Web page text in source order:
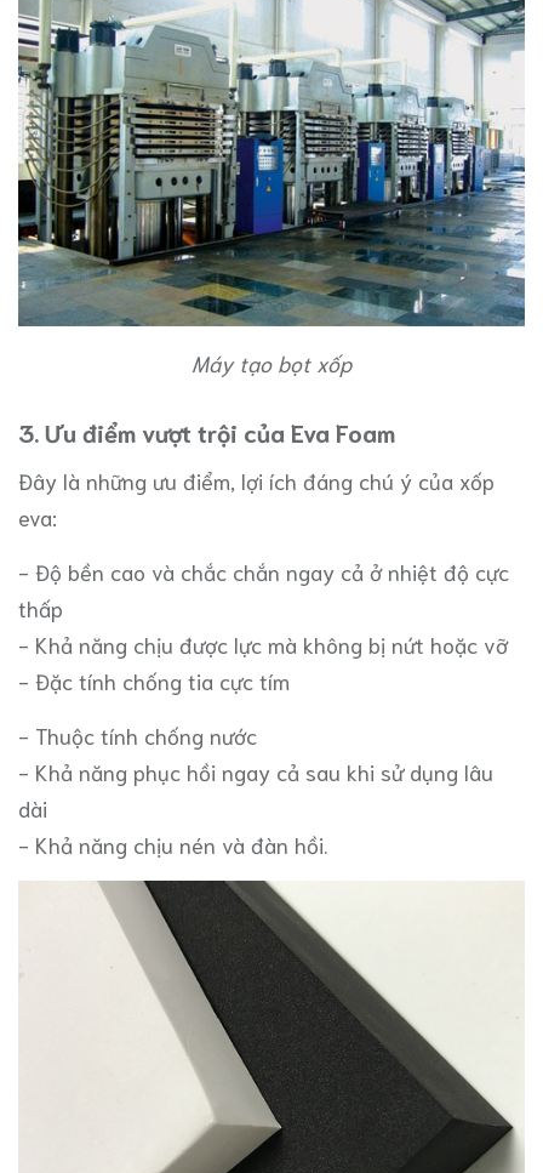
Máy tạo bọt xốp
3. Ưu điểm vượt trội của Eva Foam
Đây là những ưu điểm, lợi ích đáng chú ý của xốp
eva:
- Độ bền cao và chắc chắn ngay cả ở nhiệt độ cực
thấp
- Khả năng chịu được lực mà không bị nứt hoặc vỡ
- Đặc tính chống tia cực tím
- Thuộc tính chống nước
- Khả năng phục hồi ngay cả sau khi sử dụng lâu
dài
- Khả năng chịu nén và đàn hồi.